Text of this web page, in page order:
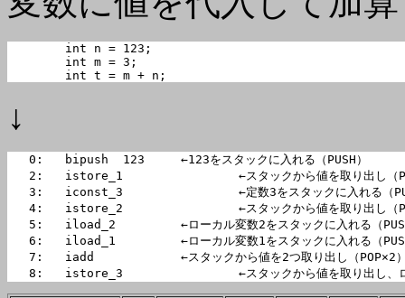
	int t = m + n;
↓
   0:   bipush  123	←123をスタックに入れる（PUSH）
   2:   istore_1		←スタックから値を取り出し（POP）、ローカル変数1に入れる
   3:   iconst_3		←定数3をスタックに入れる（PUSH）
   4:   istore_2		←スタックから値を取り出し（POP）、ローカル変数2に入れる
   5:   iload_2		←ローカル変数2をスタックに入れる（PUSH）
   6:   iload_1		←ローカル変数1をスタックに入れる（PUSH）
   7:   iadd		←スタックから値を2つ取り出し（POP×2）、加算して結果をスタックに入れる（PUSH）
8:   istore_3		←スタックから値を取